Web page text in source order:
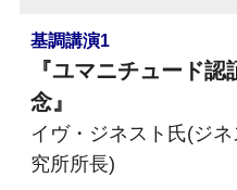
基調講演1
『ユマニチュード
念』
イヴ・ジネスト氏(ジ
究所所長)